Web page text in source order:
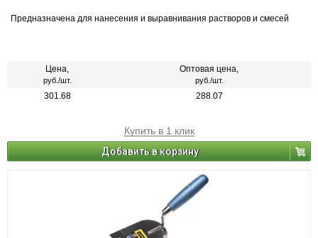
Предназначена для нанесения и выравнивания растворов и смесей
Цена,
руб./шт.
Оптовая цена,
руб./шт.
301.68 288.07
Купить в 1 клик
Добавить в корзину